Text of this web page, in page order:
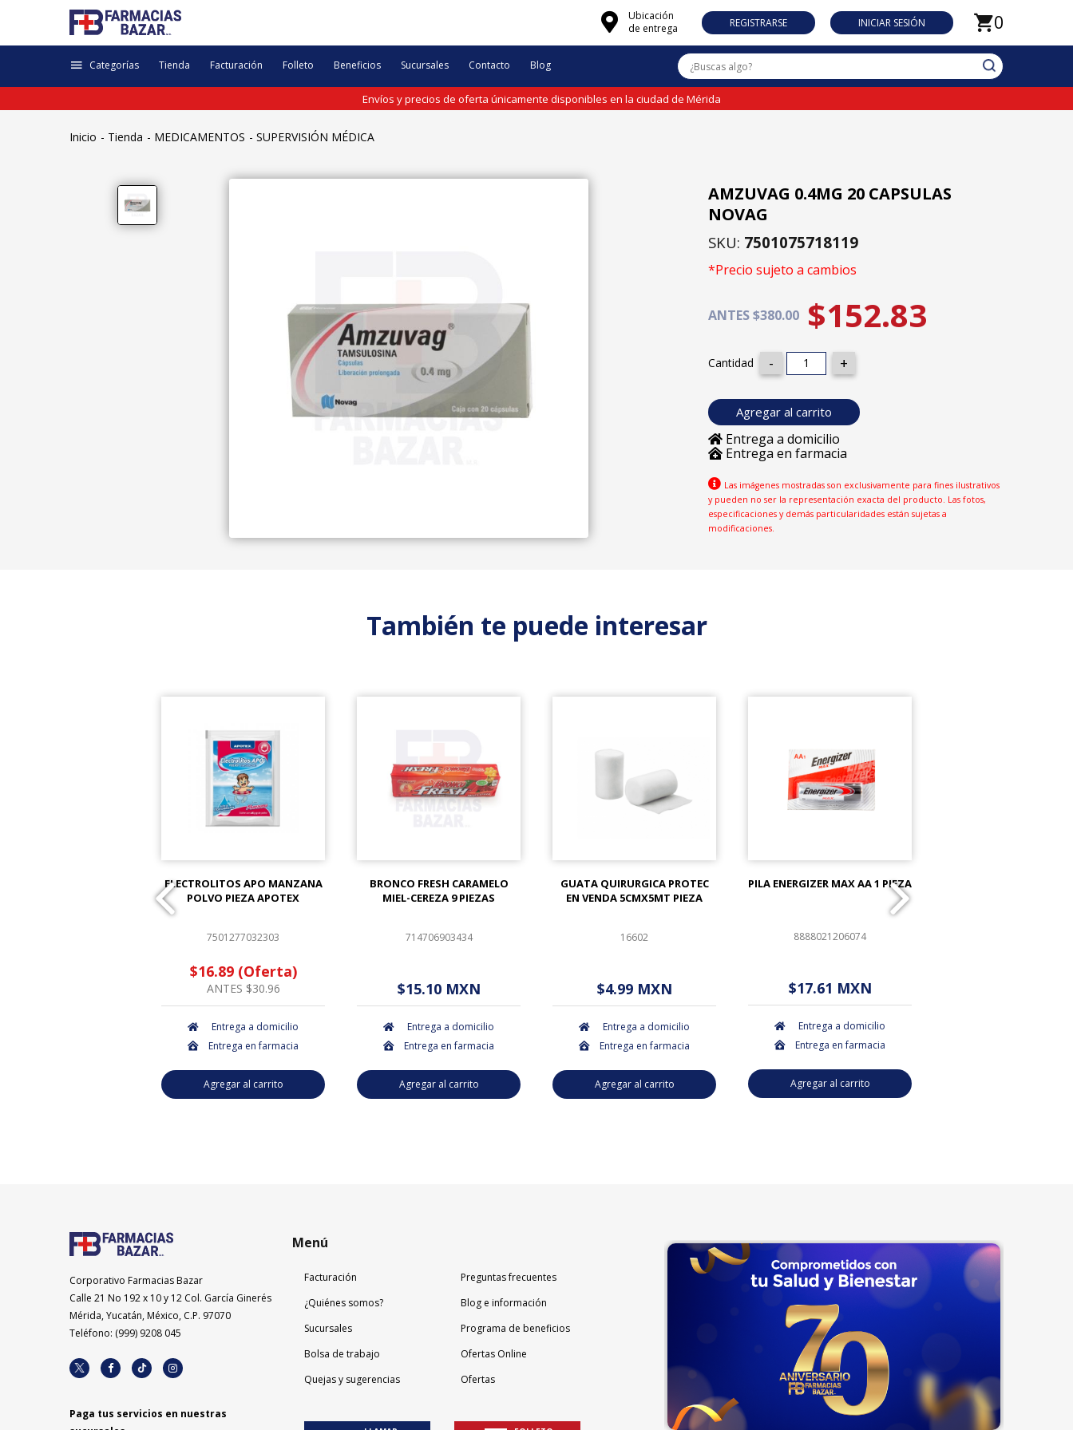
Ubicación
de entrega
REGISTRARSE INICIAR SESIÓN 0
Categorías Tienda Facturación Folleto Beneficios Sucursales Contacto Blog
Envíos y precios de oferta únicamente disponibles en la ciudad de Mérida
Inicio Tienda MEDICAMENTOS SUPERVISIÓN MÉDICA
AMZUVAG 0.4MG 20 CAPSULAS
NOVAG
SKU: 7501075718119
*Precio sujeto a cambios
ANTES $380.00 $152.83
Cantidad
Agregar al carrito
Entrega a domicilio
Entrega en farmacia
Las imágenes mostradas son exclusivamente para fines ilustrativos
y pueden no ser la representación exacta del producto. Las fotos,
especificaciones y demás particularidades están sujetas a
modificaciones.
También te puede interesar
ELECTROLITOS APO MANZANA
POLVO PIEZA APOTEX
7501277032303
$16.89 (Oferta)
ANTES $30.96
Entrega a domicilio
Entrega en farmacia
Agregar al carrito
BRONCO FRESH CARAMELO
MIEL-CEREZA 9 PIEZAS
714706903434
$15.10 MXN
Entrega a domicilio
Entrega en farmacia
Agregar al carrito
GUATA QUIRURGICA PROTEC
EN VENDA 5CMX5MT PIEZA
16602
$4.99 MXN
Entrega a domicilio
Entrega en farmacia
Agregar al carrito
PILA ENERGIZER MAX AA 1 PIEZA
8888021206074
$17.61 MXN
Entrega a domicilio
Entrega en farmacia
Agregar al carrito
Corporativo Farmacias Bazar
Calle 21 No 192 x 10 y 12 Col. García Ginerés
Mérida, Yucatán, México, C.P. 97070
Teléfono: (999) 9208 045
Menú
Facturación
¿Quiénes somos?
Sucursales
Bolsa de trabajo
Quejas y sugerencias
Preguntas frecuentes
Blog e información
Programa de beneficios
Ofertas Online
Ofertas
Paga tus servicios en nuestras